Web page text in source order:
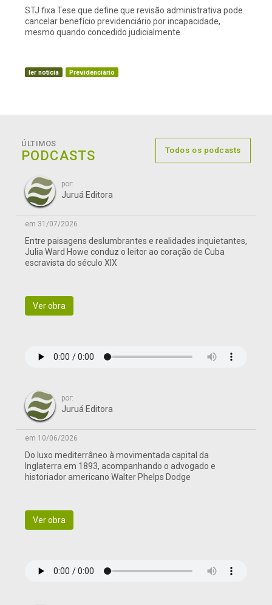
STJ fixa Tese que define que revisão administrativa pode
cancelar benefício previdenciário por incapacidade,
mesmo quando concedido judicialmente
ler notícia Previdenciário
ÚLTIMOS
PODCASTS Todos os podcasts
por:
Juruá Editora
em 31/07/2026
Entre paisagens deslumbrantes e realidades inquietantes,
Julia Ward Howe conduz o leitor ao coração de Cuba
escravista do século XIX
Ver obra
por:
Juruá Editora
em 10/06/2026
Do luxo mediterrâneo à movimentada capital da
Inglaterra em 1893, acompanhando o advogado e
historiador americano Walter Phelps Dodge
Ver obra